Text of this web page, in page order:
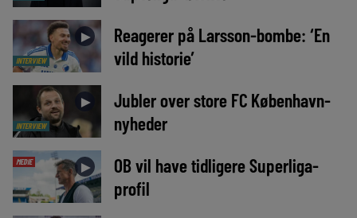
INTERVIEW
►
Reagerer på Larsson-bombe: ‘En
vild historie’
INTERVIEW
►
Jubler over store FC København-
nyheder
MEDIE ►
OB vil have tidligere Superliga-
profil